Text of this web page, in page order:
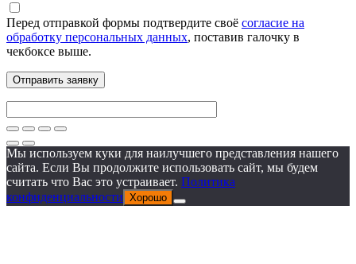
Перед отправкой формы подтвердите своё согласие на
обработку персональных данных, поставив галочку в
чекбоксе выше.
Мы используем куки для наилучшего представления нашего
сайта. Если Вы продолжите использовать сайт, мы будем
считать что Вас это устраивает. Политика
конфиденциальности Хорошо